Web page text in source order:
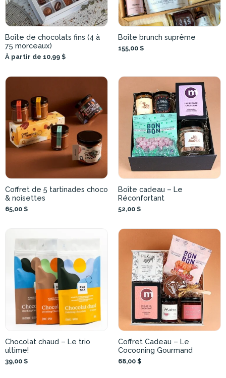
Boîte de chocolats fins (4 à
75 morceaux)
À partir de 10,99 $
Boîte brunch suprême
155,00 $
Coffret de 5 tartinades choco
& noisettes
65,00 $
Boîte cadeau – Le
Réconfortant
52,00 $
Chocolat chaud – Le trio
ultime!
39,00 $
Coffret Cadeau – Le
Cocooning Gourmand
68,00 $